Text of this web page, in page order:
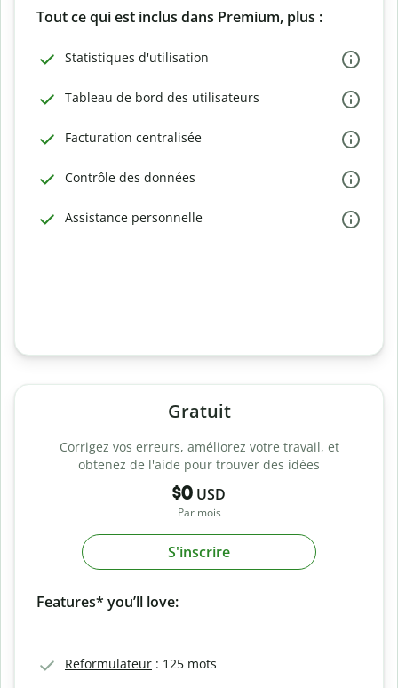
Tout ce qui est inclus dans Premium, plus :
Statistiques d'utilisation
Tableau de bord des utilisateurs
Facturation centralisée
Contrôle des données
Assistance personnelle
Gratuit
Corrigez vos erreurs, améliorez votre travail, et
obtenez de l'aide pour trouver des idées
$0 USD
Par mois
S'inscrire
Features* you’ll love:
Reformulateur : 125 mots